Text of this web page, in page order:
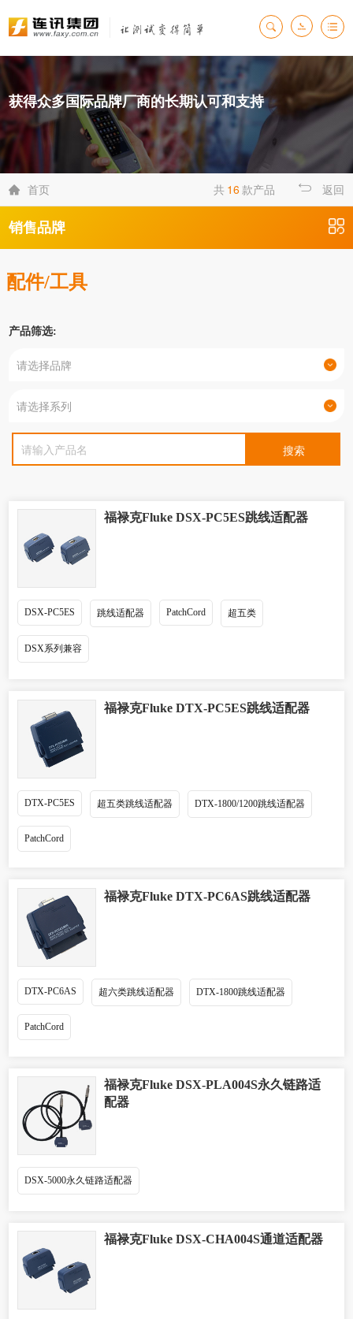
获得众多国际品牌厂商的长期认可和支持
 首页 共 16款产品 返回
销售品牌
配件/工具
产品筛选:
福禄克Fluke DSX-PC5ES跳线适配器
DSX-PC5ES 跳线适配器 PatchCord 超五类
DSX系列兼容
福禄克Fluke DTX-PC5ES跳线适配器
DTX-PC5ES 超五类跳线适配器 DTX-1800/1200跳线适配器
PatchCord
福禄克Fluke DTX-PC6AS跳线适配器
DTX-PC6AS 超六类跳线适配器 DTX-1800跳线适配器
PatchCord
福禄克Fluke DSX-PLA004S永久链路适
配器
DSX-5000永久链路适配器
福禄克Fluke DSX-CHA004S通道适配器